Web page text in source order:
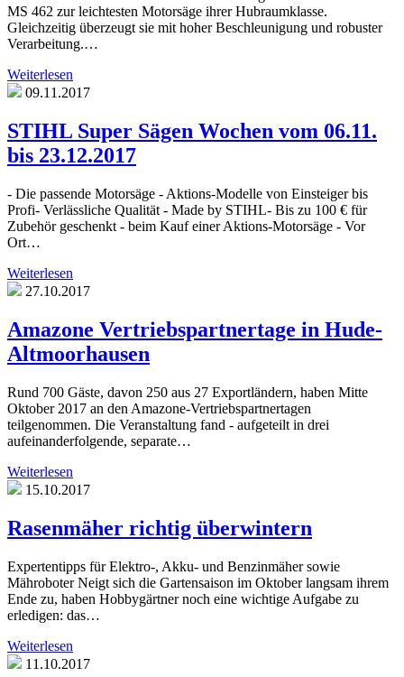
MS 462 zur leichtesten Motorsäge ihrer Hubraumklasse.
Gleichzeitig überzeugt sie mit hoher Beschleunigung und robuster
Verarbeitung.…
Weiterlesen
09.11.2017
STIHL Super Sägen Wochen vom 06.11.
bis 23.12.2017
- Die passende Motorsäge - Aktions-Modelle von Einsteiger bis
Profi- Verlässliche Qualität - Made by STIHL- Bis zu 100 € für
Zubehör geschenkt - beim Kauf einer Aktions-Motorsäge - Vor
Ort…
Weiterlesen
27.10.2017
Amazone Vertriebspartnertage in Hude-
Altmoorhausen
Rund 700 Gäste, davon 250 aus 27 Exportländern, haben Mitte
Oktober 2017 an den Amazone-Vertriebspartnertagen
teilgenommen. Die Veranstaltung fand - aufgeteilt in drei
aufeinanderfolgende, separate…
Weiterlesen
15.10.2017
Rasenmäher richtig überwintern
Expertentipps für Elektro-, Akku- und Benzinmäher sowie
Mähroboter Neigt sich die Gartensaison im Oktober langsam ihrem
Ende zu, haben Hobbygärtner noch eine wichtige Aufgabe zu
erledigen: das…
Weiterlesen
11.10.2017